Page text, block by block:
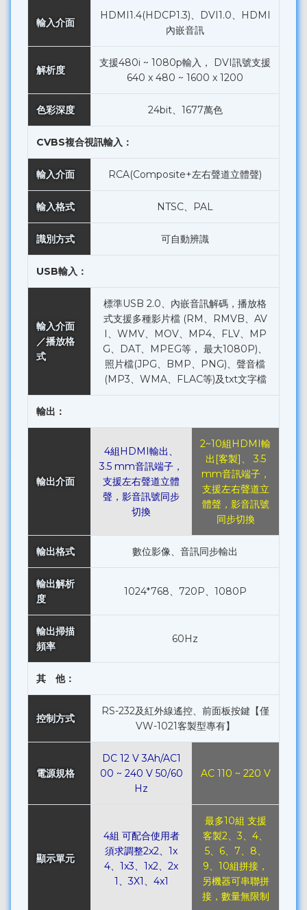
輸入介面
HDMI1.4(HDCP1.3)、DVI1.0、HDMI
內嵌音訊
解析度
支援480i ~ 1080p輸入， DVI訊號支援
640 x 480 ~ 1600 x 1200
色彩深度 24bit、1677萬色
CVBS複合視訊輸入：
輸入介面 RCA(Composite+左右聲道立體聲)
輸入格式 NTSC、PAL
識別方式 可自動辨識
USB輸入：
輸入介面
／播放格
式
標準USB 2.0、內嵌音訊解碼，播放格
式支援多種影片檔 (RM、RMVB、AV
I、WMV、MOV、MP4、FLV、MP
G、DAT、MPEG等， 最大1080P)、
照片檔(JPG、BMP、PNG)、聲音檔
(MP3、WMA、FLAC等)及txt文字檔
輸出：
輸出介面
4組HDMI輸出、
3.5 mm音訊端子，
支援左右聲道立體
聲，影音訊號同步
切換
2~10組HDMI輸
出[客製]、 3.5
mm音訊端子，
支援左右聲道立
體聲，影音訊號
同步切換
輸出格式 數位影像、音訊同步輸出
輸出解析
度
1024*768、720P、1080P
輸出掃描
頻率
60Hz
其 他：
控制方式
RS-232及紅外線遙控、前面板按鍵【僅
VW-1021客製型專有】
電源規格
DC 12 V 3Ah/AC1
00 ~ 240 V 50/60
Hz
AC 110 ~ 220 V
顯示單元
4組 可配合使用者
須求調整2x2、1x
4、1x3、1x2、2x
1、3X1、4x1
最多10組 支援
客製2、3、4、
5、6、7、8、
9、10組拼接，
另機器可串聯拼
接，數量無限制